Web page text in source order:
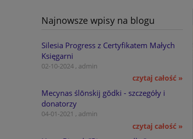
Najnowsze wpisy na blogu
Silesia Progress z Certyfikatem Małych
Księgarni
02-10-2024 , admin
czytaj całość »
Mecynas ślōnskij gŏdki - szczegóły i
donatorzy
04-01-2021 , admin
czytaj całość »